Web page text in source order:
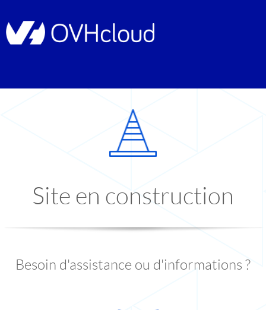
Site en construction
Besoin d'assistance ou d'informations ?